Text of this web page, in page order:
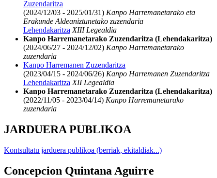
Zuzendaritza
(2024/12/03 - 2025/01/31) Kanpo Harremanetarako eta
Erakunde Aldeaniztunetako zuzendaria
Lehendakaritza XIII Legealdia
Kanpo Harremanetarako Zuzendaritza (Lehendakaritza)
(2024/06/27 - 2024/12/02) Kanpo Harremanetarako
zuzendaria
Kanpo Harremanen Zuzendaritza
(2023/04/15 - 2024/06/26) Kanpo Harremanen Zuzendaritza
Lehendakaritza XII Legealdia
Kanpo Harremanetarako Zuzendaritza (Lehendakaritza)
(2022/11/05 - 2023/04/14) Kanpo Harremanetarako
zuzendaria
JARDUERA PUBLIKOA
Kontsultatu jarduera publikoa (berriak, ekitaldiak...)
Concepcion Quintana Aguirre